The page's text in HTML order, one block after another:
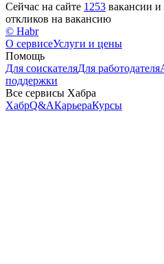
Сейчас на сайте 1253 вакансии и
откликов на вакансию
© Habr
О сервисеУслуги и цены
Помощь
Для соискателяДля работодателя
поддержки
Все сервисы Хабра
ХабрQ&AКарьераКурсы